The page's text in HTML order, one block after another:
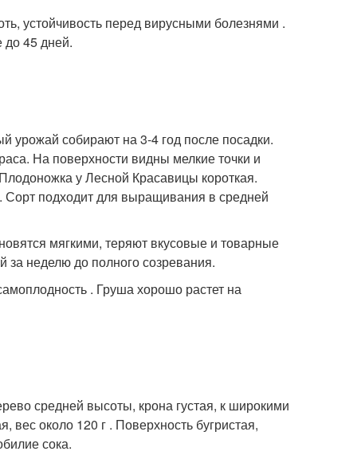
устойчивость перед вирусными болезнями .
до 45 дней.
собирают на 3-4 год после посадки.
На поверхности видны мелкие точки и
у Лесной Красавицы короткая.
Сорт подходит для выращивания в средней
мягкими, теряют вкусовые и товарные
за неделю до полного созревания.
. Груша хорошо растет на
средней высоты, крона густая, к широкими
около 120 г . Поверхность бугристая,
сока.